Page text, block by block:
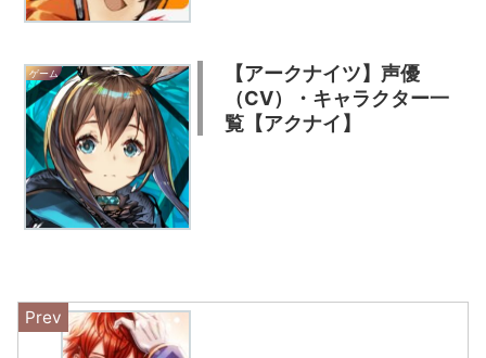
ゲーム
【アークナイツ】声優
（CV）・キャラクター一
覧【アクナイ】